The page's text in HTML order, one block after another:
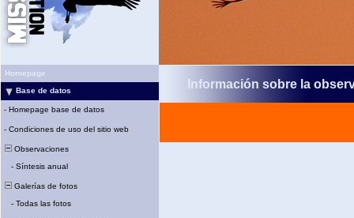
Homepage
Base de datos
- Homepage base de datos
- Condiciones de uso del sitio web
Observaciones
- Síntesis anual
Galerías de fotos
- Todas las fotos
Información sobre la